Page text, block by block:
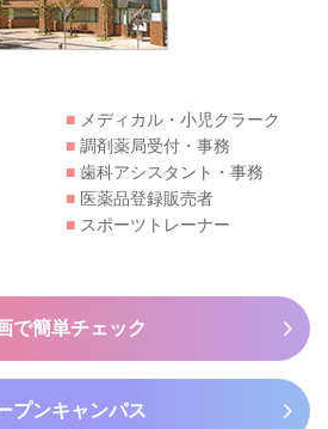
■ メディカル・小児クラーク
■ 調剤薬局受付・事務
■ 歯科アシスタント・事務
■ 医薬品登録販売者
■ スポーツトレーナー
で簡単チェック
プンキャンパス